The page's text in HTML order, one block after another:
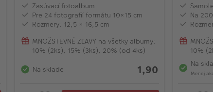
Zasúvací fotoalbum
Pre 24 fotografií formátu 10×15 cm
Rozmery: 12,5 × 16,5 cm
MNOŽSTEVNÉ ZĽAVY na všetky albumy:
10% (2ks), 15% (3ks), 20% (od 4ks)
Na sklade
1,90
Na
10%
Na
Menej